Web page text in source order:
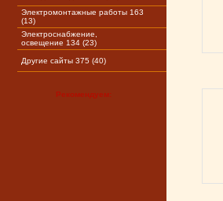
Электромонтажные работы 163
(13)
Электроснабжение,
освещение 134 (23)
Другие сайты 375 (40)
Рекомендуем: